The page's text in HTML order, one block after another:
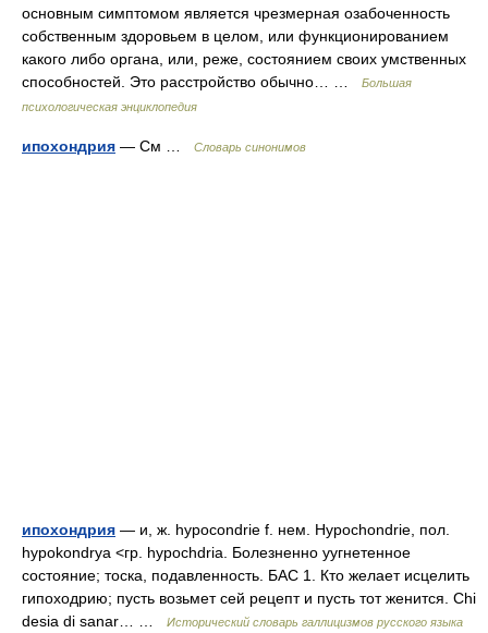
основным симптомом является чрезмерная озабоченность
собственным здоровьем в целом, или функционированием
какого либо органа, или, реже, состоянием своих умственных
способностей. Это расстройство обычно… …
Большая
психологическая энциклопедия
ипохондрия — См … Словарь синонимов
ипохондрия — и, ж. hypocondrie f. нем. Hypochondrie, пол.
hypokondrya <гр. hypochdria. Болезненно уугнетенное
состояние; тоска, подавленность. БАС 1. Кто желает исцелить
гипоходрию; пусть возьмет сей рецепт и пусть тот женится. Chi
desia di sanar… …
Исторический словарь галлицизмов русского языка